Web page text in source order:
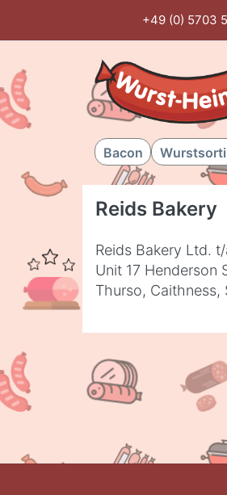
+49 (0) 5703
Bacon
Reids Bakery
Reids Bakery Ltd.
Unit 17 Henderson
Thurso, Caithness,